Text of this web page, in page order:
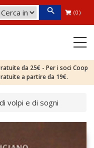
(0)
da 25€ - Per i soci Coop
a partire da 19€.
volpi e di sogni